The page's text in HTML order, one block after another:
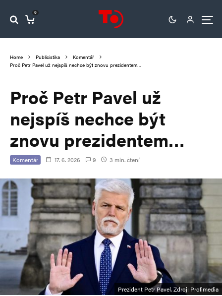
0
Home Publicistika
Komentář
Proč Petr Pavel už nejspíš nechce být znovu prezidentem…
Proč Petr Pavel už
nejspíš nechce být
znovu prezidentem…
Komentář 17. 6. 2026 9 3 min. čtení
Prezident Petr Pavel. Zdroj: Profimedia